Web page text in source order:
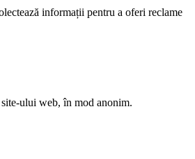
informații pentru a oferi reclame
ului web, în mod anonim.